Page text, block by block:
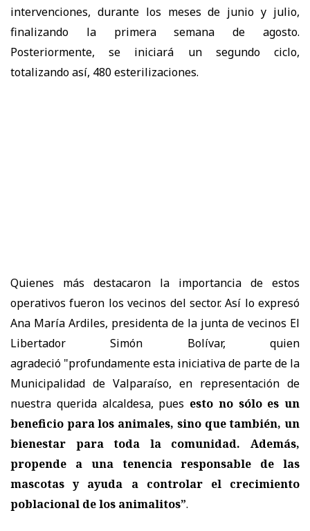
intervenciones, durante los meses de junio y julio,
finalizando la primera semana de agosto.
Posteriormente, se iniciará un segundo ciclo,
totalizando así, 480 esterilizaciones.
Quienes más destacaron la importancia de estos
operativos fueron los vecinos del sector. Así lo expresó
Ana María Ardiles, presidenta de la junta de vecinos El
Libertador Simón Bolívar, quien
agradeció "profundamente esta iniciativa de parte de la
Municipalidad de Valparaíso, en representación de
nuestra querida alcaldesa, pues esto no sólo es un
beneficio para los animales, sino que también, un
bienestar para toda la comunidad. Además,
propende a una tenencia responsable de las
mascotas y ayuda a controlar el crecimiento
poblacional de los animalitos”.